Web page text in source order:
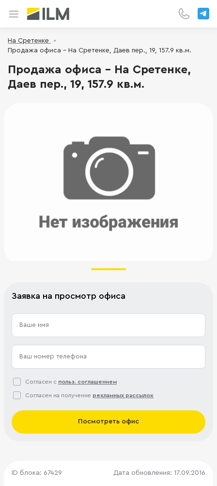
На Сретенке
Продажа офиса - На Сретенке, Даев пер., 19, 157.9 кв.м.
Продажа офиса - На Сретенке,
Даев пер., 19, 157.9 кв.м.
Заявка на просмотр офиса
Согласен с польз. соглашением
Согласен на получение рекламных рассылок
Посмотреть офис
ID блока: 67429 Дата обновления: 17.09.2016